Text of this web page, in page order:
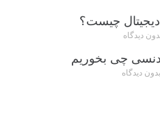
چیست؟
دیدگاه
چی بخوریم
بدون دیدگاه